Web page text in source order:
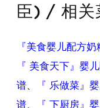
臣) / 相关
『美食婴儿配方
『 美食天下』婴
谱、
『 乐做菜』
谱、
『 下厨房』